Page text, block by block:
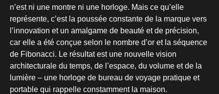
n’est ni une montre ni une horloge. Mais ce qu’elle
représente, c’est la poussée constante de la marque vers
l’innovation et un amalgame de beauté et de précision,
car elle a été conçue selon le nombre d’or et la séquence
de Fibonacci. Le résultat est une nouvelle vision
architecturale du temps, de l’espace, du volume et de la
lumière – une horloge de bureau de voyage pratique et
portable qui rappelle constamment la maison.